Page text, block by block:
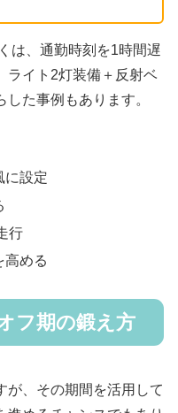
は、通勤時刻を1時間遅
ライト2灯装備＋反射ベ
た事例もあります。
に設定
行
高める
フ期の鍛え方
が、その期間を活用して